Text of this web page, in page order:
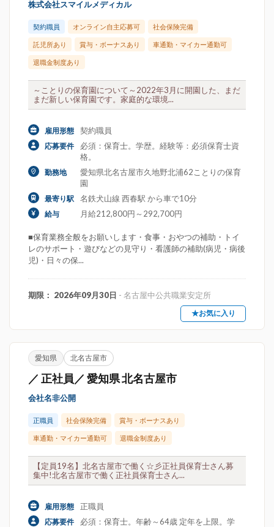
株式会社スマイルメディカル
契約職員 オンライン自主応募可 社会保険完備
託児所あり 賞与・ボーナスあり 車通勤・マイカー通勤可
退職金制度あり
～ことりの保育園について～2022年3月に開園した、まだ
まだ新しい保育園です。家庭的な環境...
雇用形態 契約職員
応募要件
必須：保育士。学歴。経験等：必須保育士資
格。
勤務地
愛知県北名古屋市久地野北浦62ことりの保育
園
最寄り駅 名鉄犬山線 西春駅 から車で10分
給与 月給212,800円～292,700円
■保育業務全般をお願いします・食事・おやつの補助・トイ
レのサポート・遊びなどの見守り・看護師の補助(病児・病後
児)・日々の保...
期限： 2026年09月30日 - 名古屋中公共職業安定所
★お気に入り
愛知県 北名古屋市
／ 正社員／ 愛知県 北名古屋市
会社名非公開
正職員 社会保険完備 賞与・ボーナスあり
車通勤・マイカー通勤可 退職金制度あり
【定員19名】北名古屋市で働く☆彡正社員保育士さん募
集中!北名古屋市で働く正社員保育士さん...
雇用形態 正職員
応募要件
必須：保育士。年齢～64歳 定年を上限。学